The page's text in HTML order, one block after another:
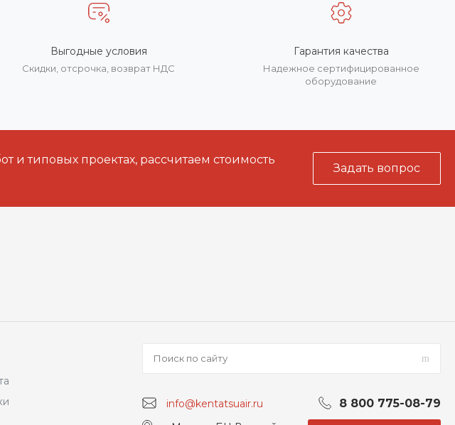
Выгодные условия
Скидки, отсрочка, возврат НДС
Гарантия качества
Надежное сертифицированное
оборудование
и типовых проектах, рассчитаем стоимость
Задать вопрос
info@kentatsuair.ru 8 800 775-08-79